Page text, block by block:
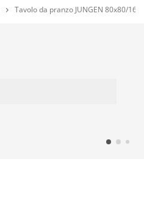
 Tavolo da pranzo JUNGEN 80x80/